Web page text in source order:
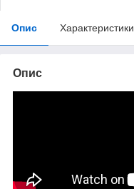
Опис Характеристики
Опис